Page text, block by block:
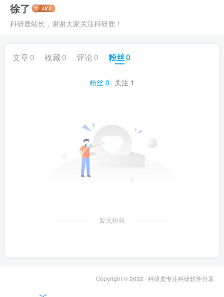
徐了
科研鹿站长，谢谢大家关注科研鹿！
文章0 收藏 0 评论 0 粉丝0
粉丝 0 关注 1
暂无粉丝
Copyright © 2022 · 科研鹿专注科研软件分享